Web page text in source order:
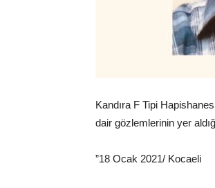
Kandıra F Tipi
dair gözlemlerinin yer
”18 Ocak 2021/ Kocaeli